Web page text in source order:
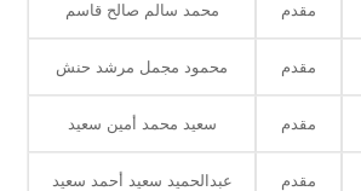
مقدم محمد سالم صالح قاسم
مقدم محمود مجمل مرشد حنش
مقدم سعيد محمد أمين سعيد
مقدم عبدالحميد سعيد أحمد سعيد